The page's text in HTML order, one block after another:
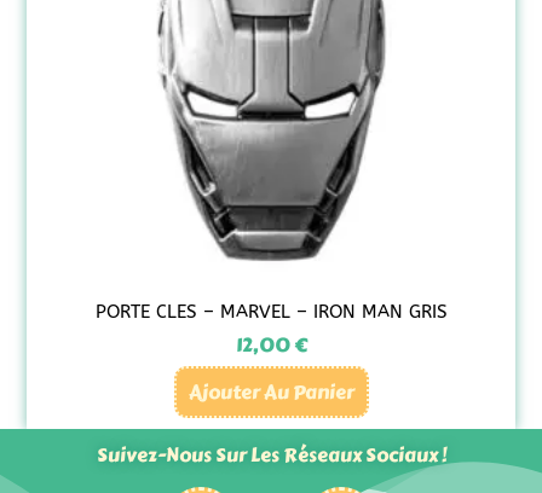
PORTE CLES – MARVEL – IRON MAN GRIS
12,00€
Ajouter Au Panier
Suivez-Nous Sur Les Réseaux Sociaux !